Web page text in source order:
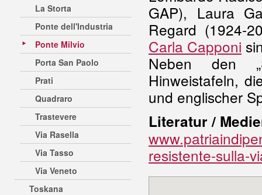
La Storta
Ponte dell'Industria
Ponte Milvio
Porta San Paolo
Prati
Quadraro
Trastevere
Via Rasella
Via Tasso
Via Veneto
Toskana
GAP), Laura
Regard (1924-
Carla Capponi
Neben den
Hinweistafeln,
und englischer
Literatur /
resistente-sulla-